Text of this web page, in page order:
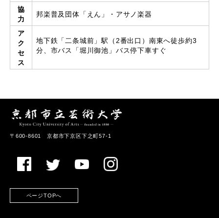
協
力
邦楽普及団体「えん」・アサノ楽器
ア
ク
セ
ス
地下鉄「二条城前」駅（2番出口）南東へ徒歩約3
分、市バス「堀川御池」バス停下車すぐ
〒600-8601 京都市下京区下之町57-1
ページTOPへ